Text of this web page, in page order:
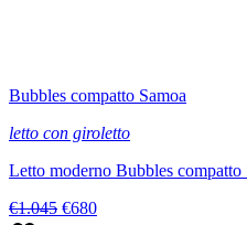
Bubbles compatto Samoa
letto con giroletto
Letto moderno Bubbles
€1.045 €680